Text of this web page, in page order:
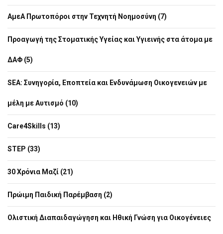
ΑμεΑ Πρωτοπόροι στην Τεχνητή Νοημοσύνη (7)
Προαγωγή της Στοματικής Υγείας και Υγιεινής στα άτομα με
ΔΑΦ (5)
SEA: Συνηγορία, Εποπτεία και Ενδυνάμωση Οικογενειών με
μέλη με Αυτισμό (10)
Care4Skills (13)
STEP (33)
30 Χρόνια Μαζί (21)
Πρώιμη Παιδική Παρέμβαση (2)
Ολιστική Διαπαιδαγώγηση και Ηθική Γνώση για Οικογένειες